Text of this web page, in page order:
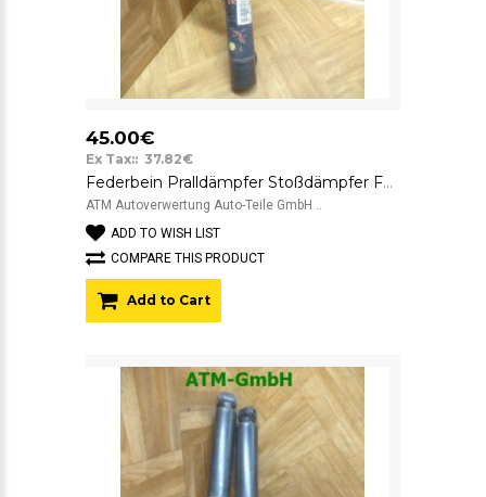
45.00€
Ex Tax:: 37.82€
Federbein Pralldämpfer Stoßdämpfer Ford Transit Connect vorne rechts
ATM Autoverwertung Auto-Teile GmbH ..
ADD TO WISH LIST
COMPARE THIS PRODUCT
Add to Cart